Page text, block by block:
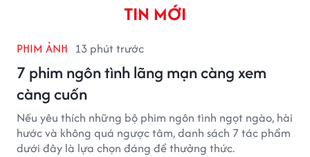
TIN MỚI
PHIM ẢNH 13 phút trước
7 phim ngôn tình lãng mạn càng xem
càng cuốn
Nếu yêu thích những bộ phim ngôn tình ngọt ngào, hài
hước và không quá ngược tâm, danh sách 7 tác phẩm
dưới đây là lựa chọn đáng để thưởng thức.